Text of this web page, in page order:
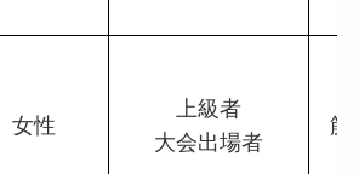
女性
上級者
大会出場者
筋